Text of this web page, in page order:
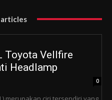
Toyota Vellfire
Headlamp
0